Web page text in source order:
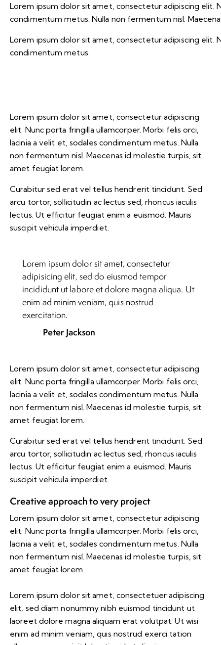
Lorem ipsum dolor sit amet, consectetur adipiscing elit.
condimentum metus. Nulla non fermentum nisl.
Lorem ipsum dolor sit amet, consectetur adipiscing elit.
condimentum metus.
Lorem ipsum dolor sit amet, consectetur adipiscing
elit. Nunc porta fringilla ullamcorper. Morbi felis orci,
lacinia a velit et, sodales condimentum metus. Nulla
non fermentum nisl. Maecenas id molestie turpis, sit
amet feugiat lorem.
Curabitur sed erat vel tellus hendrerit tincidunt. Sed
arcu tortor, sollicitudin ac lectus sed, rhoncus iaculis
lectus. Ut efficitur feugiat enim a euismod. Mauris
suscipit vehicula imperdiet.
Lorem ipsum dolor sit amet, consectetur
adipisicing elit, sed do eiusmod tempor
incididunt ut labore et dolore magna aliqua. Ut
enim ad minim veniam, quis nostrud
exercitation.
Peter Jackson
Lorem ipsum dolor sit amet, consectetur adipiscing
elit. Nunc porta fringilla ullamcorper. Morbi felis orci,
lacinia a velit et, sodales condimentum metus. Nulla
non fermentum nisl. Maecenas id molestie turpis, sit
amet feugiat lorem.
Curabitur sed erat vel tellus hendrerit tincidunt. Sed
arcu tortor, sollicitudin ac lectus sed, rhoncus iaculis
lectus. Ut efficitur feugiat enim a euismod. Mauris
suscipit vehicula imperdiet.
Creative approach to very project
Lorem ipsum dolor sit amet, consectetur adipiscing
elit. Nunc porta fringilla ullamcorper. Morbi felis orci,
lacinia a velit et, sodales condimentum metus. Nulla
non fermentum nisl. Maecenas id molestie turpis, sit
amet feugiat lorem.
Lorem ipsum dolor sit amet, consectetuer adipiscing
elit, sed diam nonummy nibh euismod tincidunt ut
laoreet dolore magna aliquam erat volutpat. Ut wisi
enim ad minim veniam, quis nostrud exerci tation